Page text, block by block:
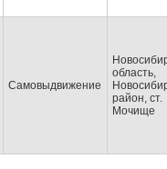
Самовыдвижение
область,
район, ст.
Мочище